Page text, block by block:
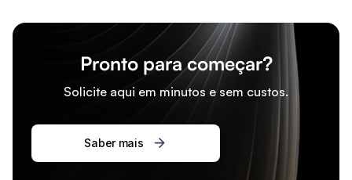
Pronto para começar?
Solicite aqui em minutos e sem custos.
Saber mais